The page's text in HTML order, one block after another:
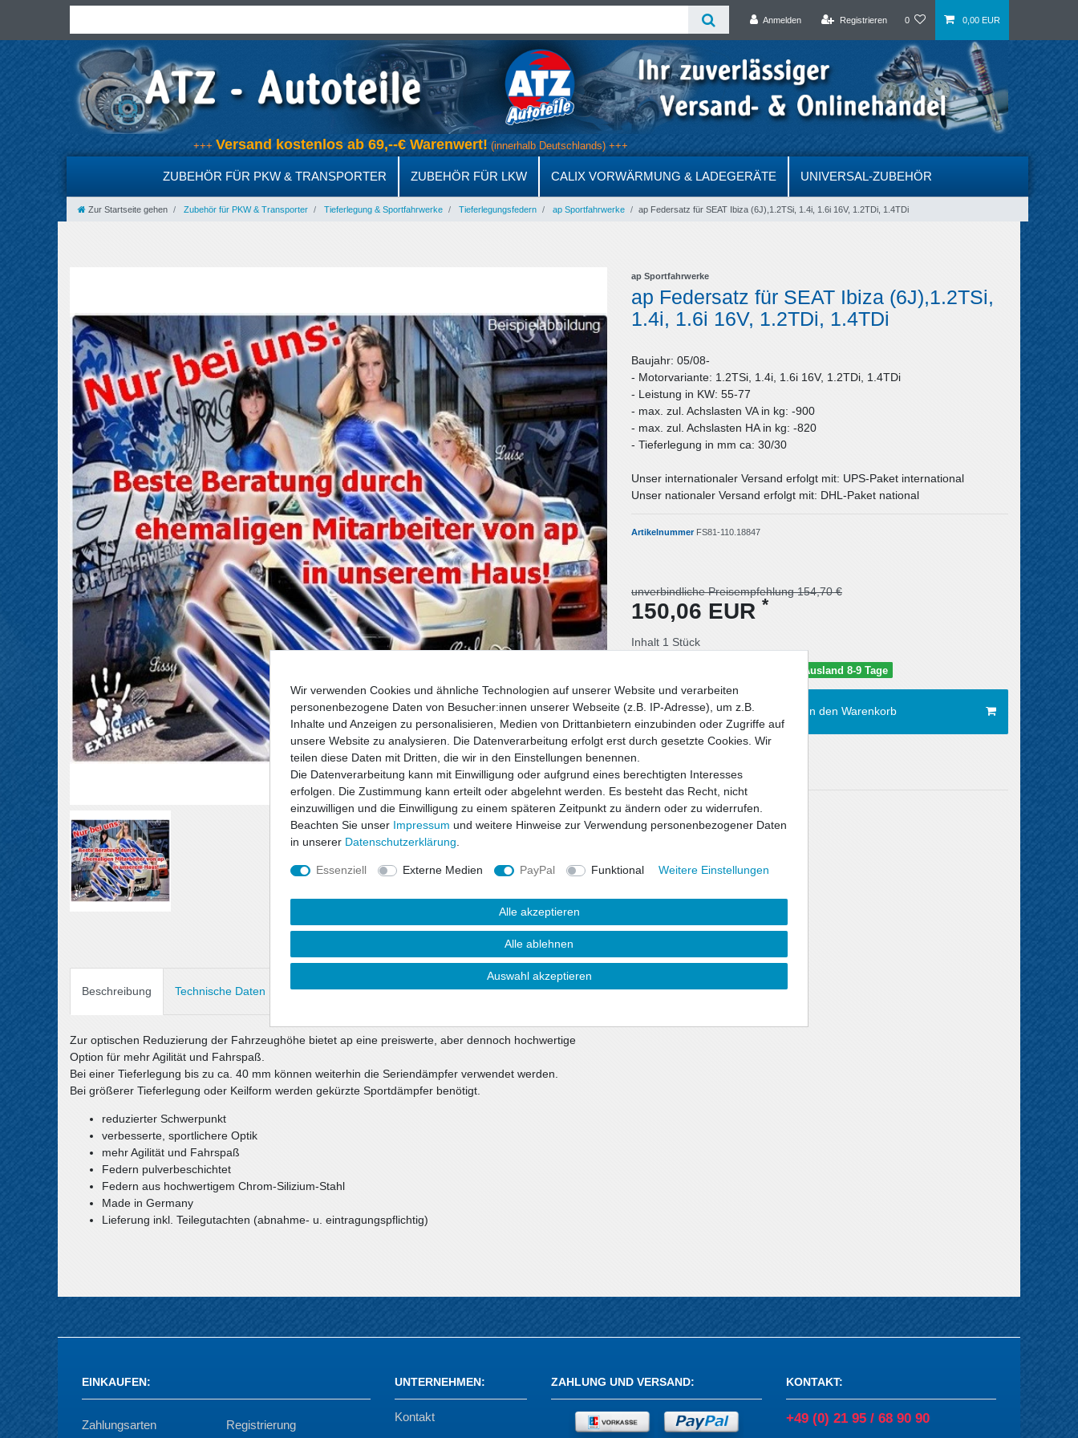
Anmelden Registrieren 0 0,00 EUR
+++Versand kostenlos ab 69,--€ Warenwert!(innerhalb Deutschlands) +++
ZUBEHÖR FÜR PKW & TRANSPORTER ZUBEHÖR FÜR LKW CALIX VORWÄRMUNG & LADEGERÄTE UNIVERSAL-ZUBEHÖR
Zur Startseite gehen Zubehör für PKW & Transporter Tieferlegung & Sportfahrwerke Tieferlegungsfedern ap Sportfahrwerke ap Federsatz für SEAT Ibiza (6J),1.2TSi, 1.4i, 1.6i 16V, 1.2TDi, 1.4TDi
ap Sportfahrwerke
ap Federsatz für SEAT Ibiza (6J),1.2TSi,
1.4i, 1.6i 16V, 1.2TDi, 1.4TDi
Baujahr: 05/08-
- Motorvariante: 1.2TSi, 1.4i, 1.6i 16V, 1.2TDi, 1.4TDi
- Leistung in KW: 55-77
- max. zul. Achslasten VA in kg: -900
- max. zul. Achslasten HA in kg: -820
- Tieferlegung in mm ca: 30/30
Unser internationaler Versand erfolgt mit: UPS-Paket international
Unser nationaler Versand erfolgt mit: DHL-Paket national
Artikelnummer FS81-110.18847
unverbindliche Preisempfehlung 154,70 €
150,06 EUR *
Inhalt 1 Stück
Lieferzeit: Deutschland 5-6 Tage / Ausland 8-9 Tage
In den Warenkorb
Wunschliste
* inkl. ges. MwSt. zzgl.Versandkosten
Beschreibung Technische Daten Angaben Produktsicherheit
Zur optischen Reduzierung der Fahrzeughöhe bietet ap eine preiswerte, aber dennoch hochwertige
Option für mehr Agilität und Fahrspaß.
Bei einer Tieferlegung bis zu ca. 40 mm können weiterhin die Seriendämpfer verwendet werden.
Bei größerer Tieferlegung oder Keilform werden gekürzte Sportdämpfer benötigt.
reduzierter Schwerpunkt
verbesserte, sportlichere Optik
mehr Agilität und Fahrspaß
Federn pulverbeschichtet
Federn aus hochwertigem Chrom-Silizium-Stahl
Made in Germany
Lieferung inkl. Teilegutachten (abnahme- u. eintragungspflichtig)
EINKAUFEN:
Zahlungsarten Registrierung
UNTERNEHMEN:
Kontakt
ZAHLUNG UND VERSAND: KONTAKT:
+49 (0) 21 95 / 68 90 90
Wir verwenden Cookies und ähnliche Technologien auf unserer Website und verarbeiten
personenbezogene Daten von Besucher:innen unserer Webseite (z.B. IP-Adresse), um z.B.
Inhalte und Anzeigen zu personalisieren, Medien von Drittanbietern einzubinden oder Zugriffe auf
unsere Website zu analysieren. Die Datenverarbeitung erfolgt erst durch gesetzte Cookies. Wir
teilen diese Daten mit Dritten, die wir in den Einstellungen benennen.
Die Datenverarbeitung kann mit Einwilligung oder aufgrund eines berechtigten Interesses
erfolgen. Die Zustimmung kann erteilt oder abgelehnt werden. Es besteht das Recht, nicht
einzuwilligen und die Einwilligung zu einem späteren Zeitpunkt zu ändern oder zu widerrufen.
Beachten Sie unser Impressum und weitere Hinweise zur Verwendung personenbezogener Daten
in unserer Daten­schutz­erklärung
Essenziell Externe Medien PayPal Funktional Weitere Einstellungen
Alle akzeptieren
Alle ablehnen
Auswahl akzeptieren